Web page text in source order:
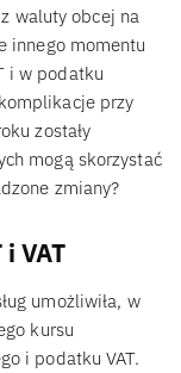
waluty obcej na
innego momentu
i w podatku
przy
zostały
mogą skorzystać
zmiany?
VAT
umożliwiła, w
kursu
i podatku VAT.